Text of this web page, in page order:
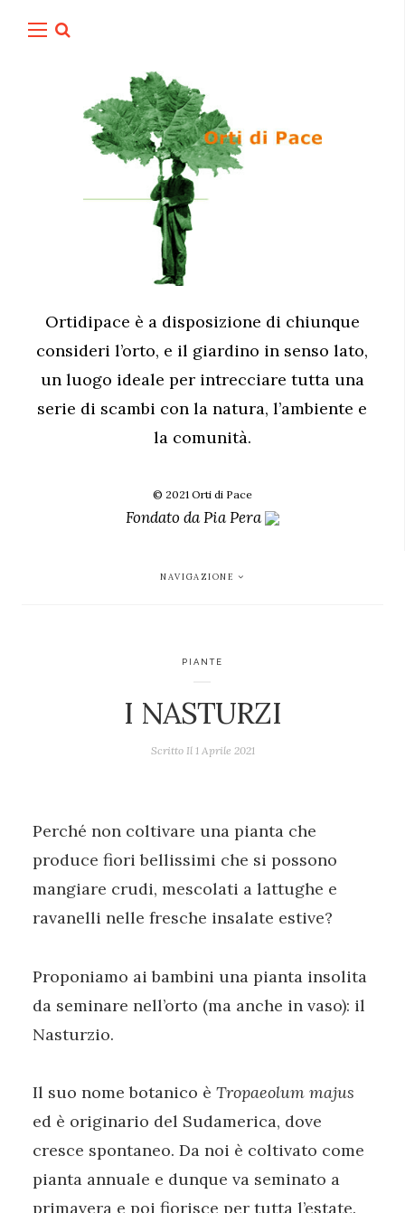
Ortidipace è a disposizione di chiunque
consideri l’orto, e il giardino in senso lato,
un luogo ideale per intrecciare tutta una
serie di scambi con la natura, l’ambiente e
la comunità.
© 2021 Orti di Pace
Fondato daPia Pera
NAVIGAZIONE
PIANTE
I NASTURZI
Scritto Il 1 Aprile 2021
Perché non coltivare una pianta che
produce fiori bellissimi che si possono
mangiare crudi, mescolati a lattughe e
ravanelli nelle fresche insalate estive?
Proponiamo ai bambini una pianta insolita
da seminare nell’orto (ma anche in vaso): il
Nasturzio.
Il suo nome botanico è Tropaeolum majus
ed è originario del Sudamerica, dove
cresce spontaneo. Da noi è coltivato come
pianta annuale e dunque va seminato a
primavera e poi fiorisce per tutta l’estate.